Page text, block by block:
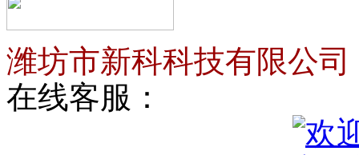
潍坊市新科科技有限公司
在线客服：